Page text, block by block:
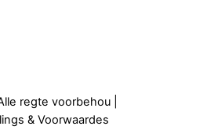
regte voorbehou |
& Voorwaardes